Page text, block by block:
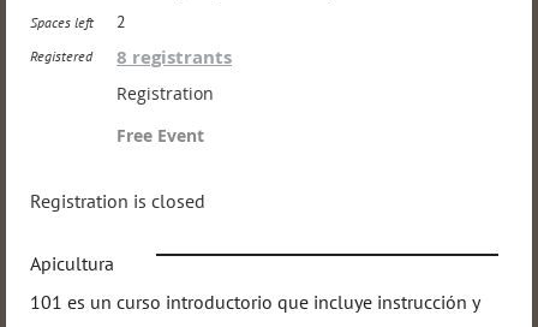
Spaces left 2
Registered 8 registrants
Registration
Free Event
Registration is closed
Apicultura
101 es un curso introductorio que incluye instrucción y